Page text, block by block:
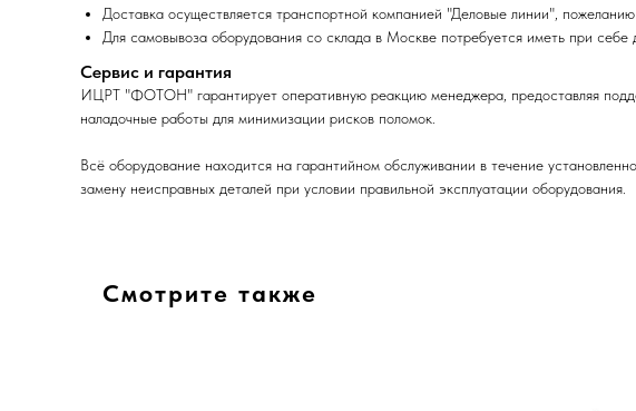
Доставка осуществляется транспортной компанией "Деловые линии",
Для самовывоза оборудования со склада в Москве потребуется иметь при себе
Сервис и гарантия
ИЦРТ "ФОТОН" гарантирует оперативную реакцию менеджера, предоставляя
наладочные работы для минимизации рисков поломок.
Всё оборудование находится на гарантийном обслуживании в течение
замену неисправных деталей при условии правильной эксплуатации оборудования.
Смотрите также